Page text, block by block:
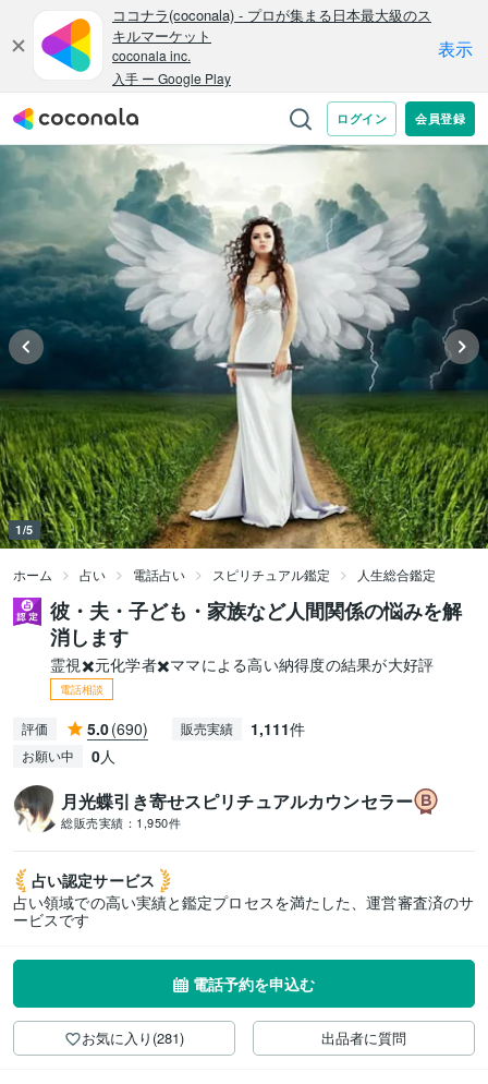
1/5
ホーム 占い 電話占い スピリチュアル鑑定 人生総合鑑定
彼・夫・子ども・家族など人間関係の悩みを解
消します
霊視✖️元化学者✖️ママによる高い納得度の結果が大好評
電話相談
評価 5.0(690) 販売実績 1,111件
お願い中 0人
月光蝶引き寄せスピリチュアルカウンセラー
総販売実績： 1,950件
占い認定サービス
占い領域での高い実績と鑑定プロセスを満たした、運営審査済のサ
ービスです
電話予約を申込む
お気に入り(281) 出品者に質問